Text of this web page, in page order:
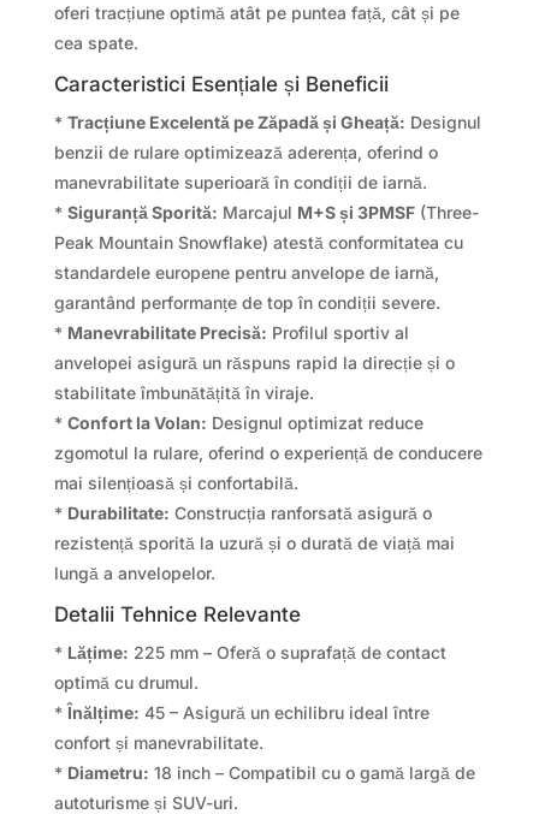
oferi tracțiune optimă atât pe puntea față, cât și pe
cea spate.
Caracteristici Esențiale și Beneficii
* Tracțiune Excelentă pe Zăpadă și Gheață: Designul
benzii de rulare optimizează aderența, oferind o
manevrabilitate superioară în condiții de iarnă.
* Siguranță Sporită: Marcajul M+S și 3PMSF(Three-
Peak Mountain Snowflake) atestă conformitatea cu
standardele europene pentru anvelope de iarnă,
garantând performanțe de top în condiții severe.
* Manevrabilitate Precisă: Profilul sportiv al
anvelopei asigură un răspuns rapid la direcție și o
stabilitate îmbunătățită în viraje.
* Confort la Volan: Designul optimizat reduce
zgomotul la rulare, oferind o experiență de conducere
mai silențioasă și confortabilă.
* Durabilitate: Construcția ranforsată asigură o
rezistență sporită la uzură și o durată de viață mai
lungă a anvelopelor.
Detalii Tehnice Relevante
* Lățime: 225 mm – Oferă o suprafață de contact
optimă cu drumul.
*Înălțime: 45 – Asigură un echilibru ideal între
confort și manevrabilitate.
* Diametru: 18 inch – Compatibil cu o gamă largă de
autoturisme și SUV-uri.